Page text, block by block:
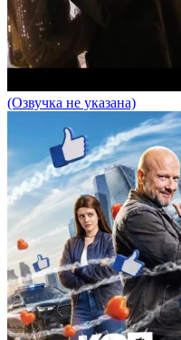
(Озвучка не указана)